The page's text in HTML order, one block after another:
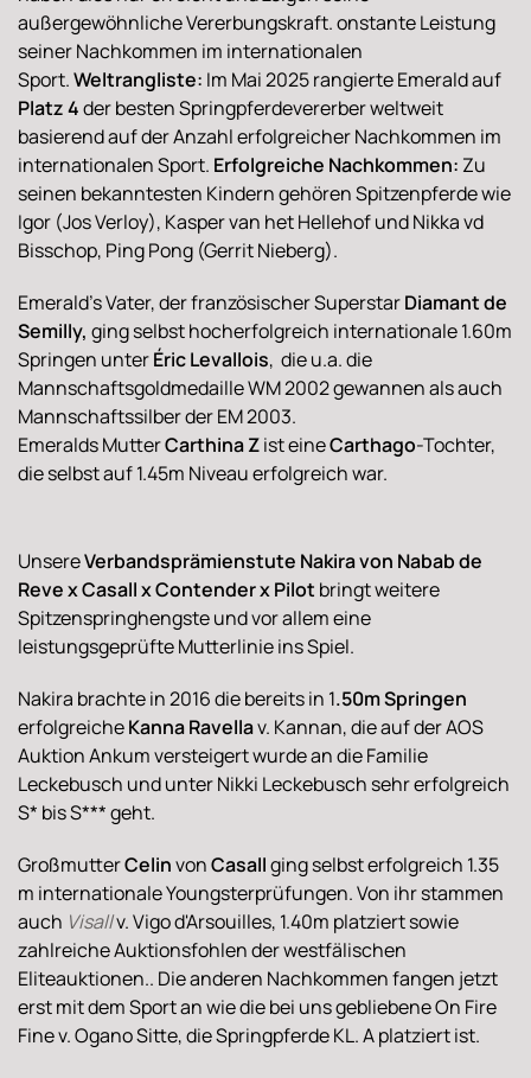
außergewöhnliche Vererbungskraft. onstante Leistung
seiner Nachkommen im internationalen
Sport.Weltrangliste: Im Mai 2025 rangierte Emerald auf
Platz 4der besten Springpferdevererber weltweit
basierend auf der Anzahl erfolgreicher Nachkommen im
internationalen Sport. Erfolgreiche Nachkommen: Zu
seinen bekanntesten Kindern gehören Spitzenpferde wie
Igor (Jos Verloy), Kasper van het Hellehof und Nikka vd
Bisschop, Ping Pong (Gerrit Nieberg).
Emerald's Vater, der französischer SuperstarDiamant de
Semilly, ging selbst hocherfolgreich internationale 1.60m
Springen unterÉric Levallois, die u.a. die
Mannschaftsgoldmedaille WM 2002 gewannen als auch
Mannschaftssilber der EM 2003.
Emeralds MutterCarthina Zist eineCarthago-Tochter,
die selbst auf 1.45m Niveau erfolgreich war.
UnsereVerbandsprämienstute Nakira von Nabab de
Reve x Casall x Contender x Pilot bringt weitere
Spitzenspringhengste und vor allem eine
leistungsgeprüfte Mutterlinie ins Spiel.
Nakira brachte in 2016 die bereits in 1.50m Springen
erfolgreicheKanna Ravellav. Kannan, die auf der AOS
Auktion Ankum versteigert wurde an die Familie
Leckebusch und unter Nikki Leckebusch sehr erfolgreich
S* bis S*** geht.
GroßmutterCelinvonCasallging selbst erfolgreich 1.35
m internationale Youngsterprüfungen. Von ihr stammen
auch Visallv. Vigo d'Arsouilles, 1.40m platziert sowie
zahlreiche Auktionsfohlen der westfälischen
Eliteauktionen.. Die anderen Nachkommen fangen jetzt
erst mit dem Sport an wie die bei uns gebliebene On Fire
Fine v. Ogano Sitte, die Springpferde KL. A platziert ist.